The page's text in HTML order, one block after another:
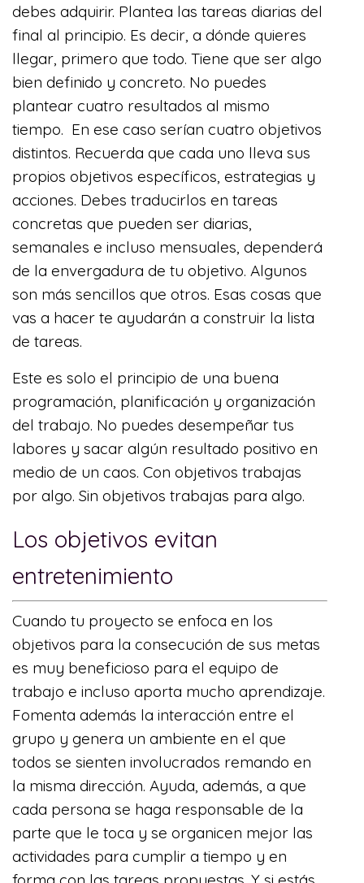
debes adquirir. Plantea las tareas diarias del
final al principio. Es decir, a dónde quieres
llegar, primero que todo. Tiene que ser algo
bien definido y concreto. No puedes
plantear cuatro resultados al mismo
tiempo. En ese caso serían cuatro objetivos
distintos. Recuerda que cada uno lleva sus
propios objetivos específicos, estrategias y
acciones. Debes traducirlos en tareas
concretas que pueden ser diarias,
semanales e incluso mensuales, dependerá
de la envergadura de tu objetivo. Algunos
son más sencillos que otros. Esas cosas que
vas a hacer te ayudarán a construir la lista
de tareas.
Este es solo el principio de una buena
programación, planificación y organización
del trabajo. No puedes desempeñar tus
labores y sacar algún resultado positivo en
medio de un caos. Con objetivos trabajas
por algo. Sin objetivos trabajas para algo.
Los objetivos evitan
entretenimiento
Cuando tu proyecto se enfoca en los
objetivos para la consecución de sus metas
es muy beneficioso para el equipo de
trabajo e incluso aporta mucho aprendizaje.
Fomenta además la interacción entre el
grupo y genera un ambiente en el que
todos se sienten involucrados remando en
la misma dirección. Ayuda, además, a que
cada persona se haga responsable de la
parte que le toca y se organicen mejor las
actividades para cumplir a tiempo y en